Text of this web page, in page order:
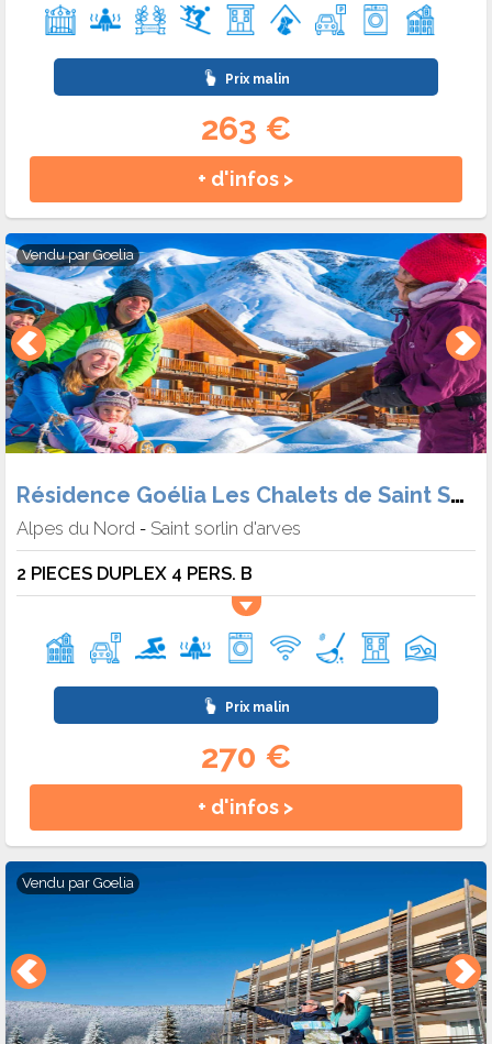
Prix malin
263 €
+ d'infos >
Vendu parGoelia
Résidence Goélia Les Chalets de Saint Sorlin
Alpes du Nord - Saint sorlin d'arves
2 PIECES DUPLEX 4 PERS. B
Prix malin
270 €
+ d'infos >
Vendu par Goelia